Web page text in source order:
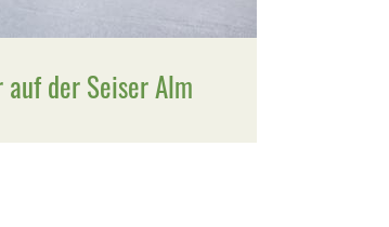
der Seiser Alm